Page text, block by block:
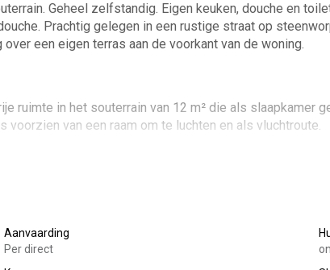
Geheel zelfstandig. Eigen keuken, douche en
Prachtig gelegen in een rustige straat op
een eigen terras aan de voorkant van de woning.
ruimte in het souterrain van 12 m² die als slaapkamer
van een raam om te luchten en als vluchtroute.
Aanvaarding
Per direct